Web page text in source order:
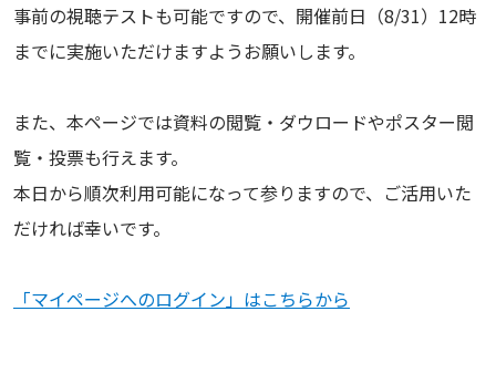
事前の視聴テストも可能ですので、開催前日（8/31）12時
までに実施いただけますようお願いします。
また、本ページでは資料の閲覧・ダウロードやポスター閲
覧・投票も行えます。
本日から順次利用可能になって参りますので、ご活用いた
だければ幸いです。
「マイページへのログイン」はこちらから